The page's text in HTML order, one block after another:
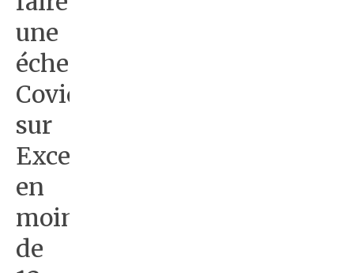
une
échelle
Covid19
sur
Excel
en
moins
de